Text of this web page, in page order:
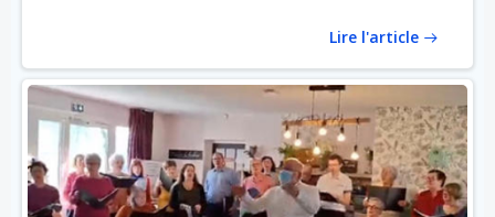
Lire l'article